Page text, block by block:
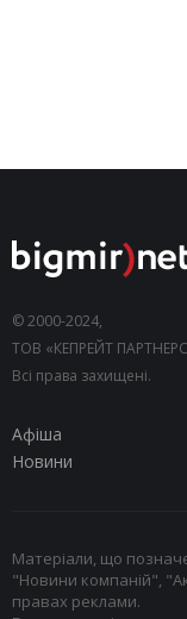
© 2000-2024,
ТОВ «КЕПРЕЙТ
Всі права захищені.
Афіша
Новини
Матеріали, що
"Новини компаній",
правах реклами.